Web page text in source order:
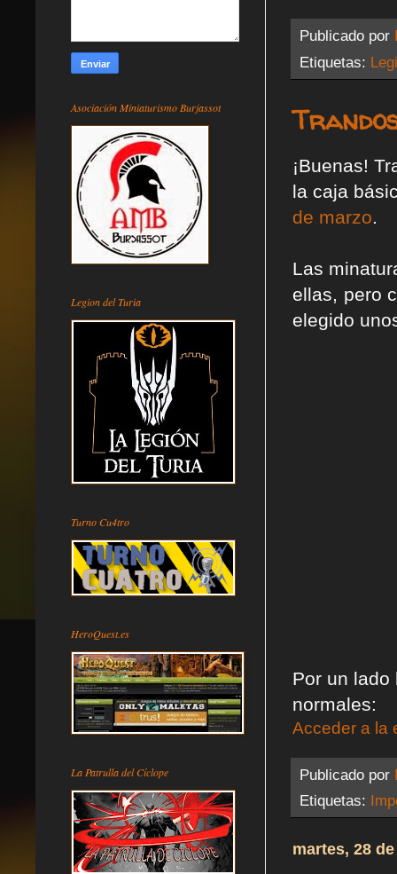
Publicado por
Etiquetas:
¡Buenas!
la caja
de marzo.
Las
ellas, pero
elegido
Por un lado
normales:
Acceder a la
Publicado por
Etiquetas:
martes, 28
Asociación Miniaturismo Burjassot
Legion del Turia
Turno Cu4tro
HeroQuest.es
La Patrulla del Cíclope